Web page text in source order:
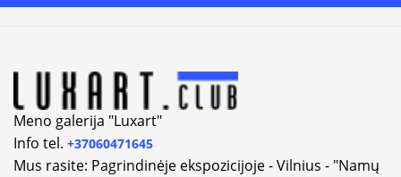
Meno galerija "Luxart"
Info tel. +37060471645
Mus rasite: Pagrindinėje ekspozicijoje - Vilnius - "Namų